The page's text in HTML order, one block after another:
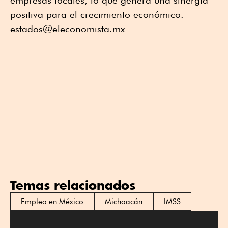
positiva para el crecimiento económico.
estados@eleconomista.mx
Temas relacionados
Empleo en México Michoacán IMSS